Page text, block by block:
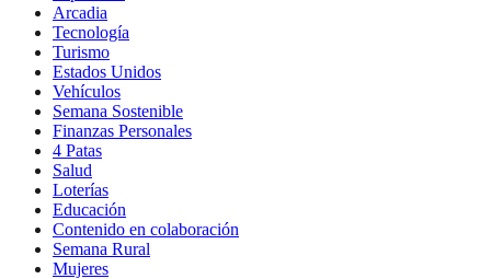
Arcadia
Tecnología
Turismo
Estados Unidos
Vehículos
Semana Sostenible
Finanzas Personales
4 Patas
Salud
Loterías
Educación
Contenido en colaboración
Semana Rural
Mujeres